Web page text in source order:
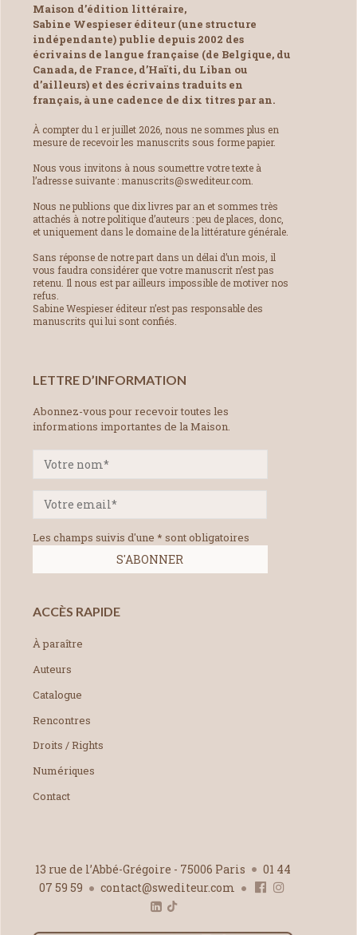
Maison d’édition littéraire,
Sabine Wespieser éditeur (une structure
indépendante) publie depuis 2002 des
écrivains de langue française (de Belgique, du
Canada, de France, d’Haïti, du Liban ou
d’ailleurs) et des écrivains traduits en
français, à une cadence de dix titres par an.
À compter du 1 er juillet 2026, nous ne sommes plus en
mesure de recevoir les manuscrits sous forme papier.
Nous vous invitons à nous soumettre votre texte à
l’adresse suivante : manuscrits@swediteur.com.
Nous ne publions que dix livres par an et sommes très
attachés à notre politique d’auteurs : peu de places, donc,
et uniquement dans le domaine de la littérature générale.
Sans réponse de notre part dans un délai d’un mois, il
vous faudra considérer que votre manuscrit n’est pas
retenu. Il nous est par ailleurs impossible de motiver nos
refus.
Sabine Wespieser éditeur n’est pas responsable des
manuscrits qui lui sont confiés.
LETTRE D’INFORMATION
Abonnez-vous pour recevoir toutes les
informations importantes de la Maison.
Les champs suivis d'une * sont obligatoires
ACCÈS RAPIDE
À paraître
Auteurs
Catalogue
Rencontres
Droits / Rights
Numériques
Contact
13 rue de l’Abbé-Grégoire - 75006 Paris
01 44
07 59 59
contact@swediteur.com